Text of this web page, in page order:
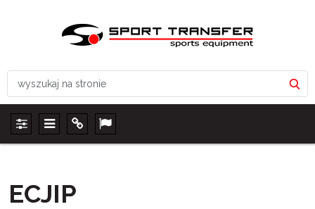
Panel Menu Info Lang
ECJIP